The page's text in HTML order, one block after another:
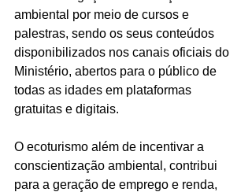
ambiental por meio de cursos e
palestras, sendo os seus conteúdos
disponibilizados nos canais oficiais do
Ministério, abertos para o público de
todas as idades em plataformas
gratuitas e digitais.
O ecoturismo além de incentivar a
conscientização ambiental, contribui
para a geração de emprego e renda,